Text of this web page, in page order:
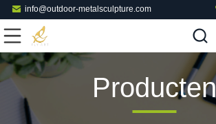
info@outdoor-metalsculpture.com
Producten